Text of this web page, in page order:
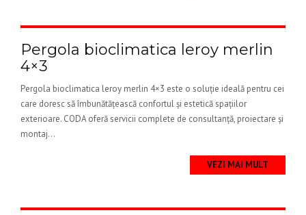
Pergola bioclimatica leroy merlin
4×3
Pergola bioclimatica leroy merlin 4×3 este o soluție ideală pentru cei
care doresc să îmbunătățească confortul și estetică spațiilor
exterioare. CODA oferă servicii complete de consultanță, proiectare și
montaj...
VEZI MAI MULT